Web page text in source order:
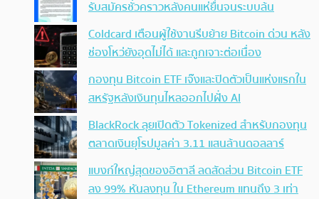
รับสมัครชั่วคราวหลังคนแห่ยื่นจนระบบล้น
Coldcard เตือนผู้ใช้งานรีบย้าย Bitcoin ด่วน หลัง
ช่องโหว่ยังอุดไม่ได้ และถูกเจาะต่อเนื่อง
กองทุน Bitcoin ETF เจ๊งและปิดตัวเป็นแห่งแรกใน
สหรัฐหลังเงินทุนไหลออกไปฝั่ง AI
BlackRock ลุยเปิดตัว Tokenized สำหรับกองทุน
ตลาดเงินยุโรปมูลค่า 3.11 แสนล้านดอลลาร์
แบงก์ใหญ่สุดของอิตาลี ลดสัดส่วน Bitcoin ETF
ลง 99% หันลงทุน ใน Ethereum แทนถึง 3 เท่า